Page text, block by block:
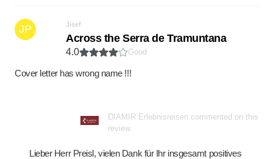
JP Jisef
Across the Serra de Tramuntana
4.0 Good
Cover letter has wrong name !!!
DIAMIR Erlebnisreisen commented on this
review
Lieber Herr Preisl, vielen Dank für Ihr insgesamt positives